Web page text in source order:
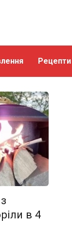
Рецепти
в 4